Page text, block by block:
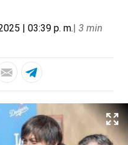
| 03:39 p. m.| 3 min